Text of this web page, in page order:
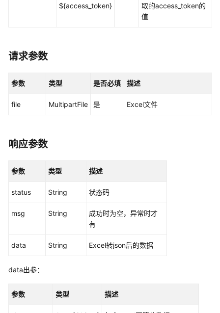
鉴
公
智
${access_token}
取的access_token的
值
请求参数
参数 类型 是否必填 描述
file MultipartFile 是 Excel文件
响应参数
参数 类型 描述
status String 状态码
msg String
成功时为空，异常时才
有
data String Excel转json后的数据
data出参：
参数 类型 描述